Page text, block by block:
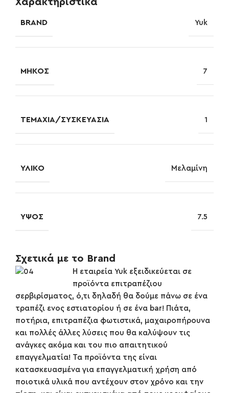
Χαρακτηριστικά
BRAND Yuk
ΜΉΚΟΣ 7
ΤΕΜΆΧΙΑ/ΣΥΣΚΕΥΑΣΊΑ 1
ΥΛΙΚΌ Μελαμίνη
ΎΨΟΣ 7.5
Σχετικά με το Brand
Η εταιρεία Yuk εξειδικεύεται σε
προϊόντα επιτραπέζιου
σερβιρίσματος, ό,τι δηλαδή θα δούμε πάνω σε ένα
τραπέζι ενος εστιατορίου ή σε ένα bar! Πιάτα,
ποτήρια, επιτραπέζια φωτιστικά, μαχαιροπήρουνα
και πολλές άλλες λύσεις που θα καλύψουν τις
ανάγκες ακόμα και του πιο απαιτητικού
επαγγελματία! Τα προϊόντα της είναι
κατασκευασμένα για επαγγελματική χρήση από
ποιοτικά υλικά που αντέχουν στον χρόνο και την